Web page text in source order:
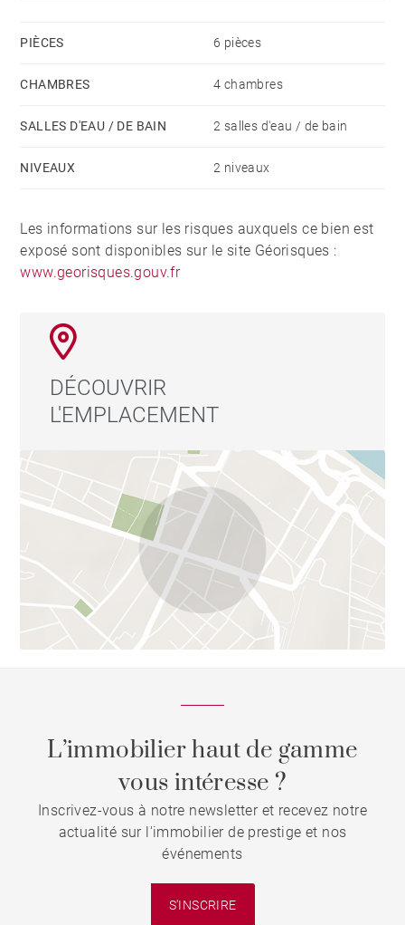
PIÈCES 6 pièces
CHAMBRES 4 chambres
SALLES D'EAU / DE BAIN 2 salles d'eau / de bain
NIVEAUX 2 niveaux
Les informations sur les risques auxquels ce bien est
exposé sont disponibles sur le site Géorisques :
www.georisques.gouv.fr
DÉCOUVRIR
L'EMPLACEMENT
L’immobilier haut de gamme
vous intéresse ?
Inscrivez-vous à notre newsletter et recevez notre
actualité sur l'immobilier de prestige et nos
événements
S'INSCRIRE